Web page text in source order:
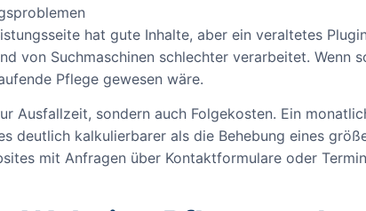
hat gute Inhalte, aber ein veraltetes
von Suchmaschinen schlechter verarbeitet. Wenn
Pflege gewesen wäre.
Ausfallzeit, sondern auch Folgekosten. Ein
deutlich kalkulierbarer als die Behebung eines
mit Anfragen über Kontaktformulare oder